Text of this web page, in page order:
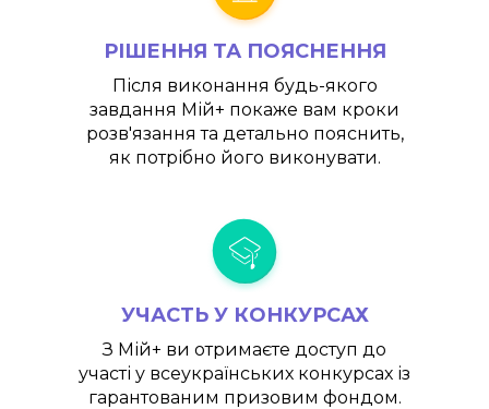
РІШЕННЯ ТА ПОЯСНЕННЯ
Після виконання будь-якого
завдання Мій+ покаже вам кроки
розв'язання та детально пояснить,
як потрібно його виконувати.
УЧАСТЬ У КОНКУРСАХ
З Мій+ ви отримаєте доступ до
участі у всеукраїнських конкурсах із
гарантованим призовим фондом.